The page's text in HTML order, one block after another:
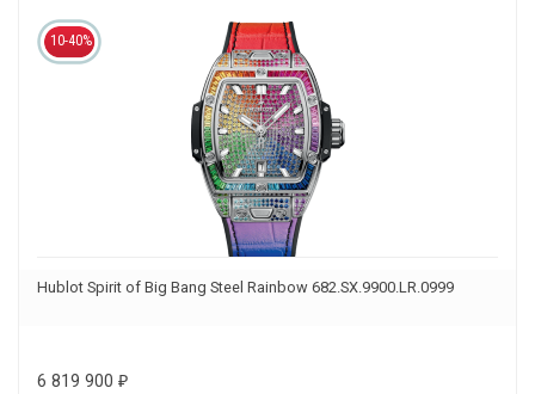
10-40%
Hublot Spirit of Big Bang Steel Rainbow 682.SX.9900.LR.0999
6 819 900 ₽